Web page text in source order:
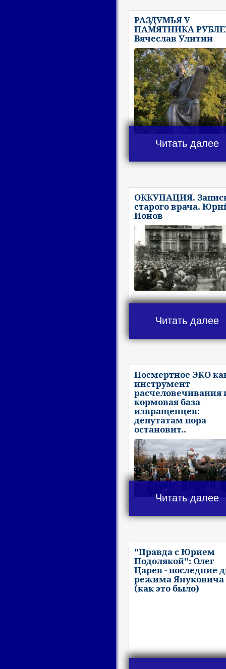
РАЗДУМЬЯ У
ПАМЯТНИКА
Вячеслав Улитин
Читать далее
ОККУПАЦИЯ.
старого врача.
Ионов
Читать далее
Посмертное ЭКО
инструмент
расчеловечивания
кормовая база
извращенцев:
депутатам пора
остановит..
Читать далее
"Правда с Юрием
Подолякой": Олег
Царев - последние
режима Януковича
(как это было)